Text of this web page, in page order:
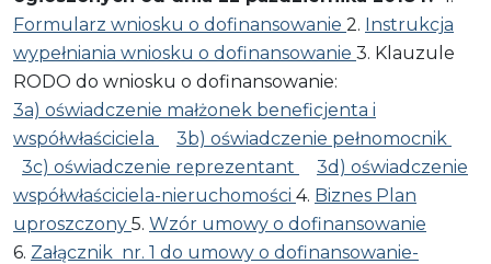
Formularz wniosku o dofinansowanie 2. Instrukcja
wypełniania wniosku o dofinansowanie 3. Klauzule
RODO do wniosku o dofinansowanie:
3a) oświadczenie małżonek beneficjenta i
współwłaściciela
3b) oświadczenie pełnomocnik
3c) oświadczenie reprezentant
3d) oświadczenie
współwłaściciela-nieruchomości 4. Biznes Plan
uproszczony 5. Wzór umowy o dofinansowanie
6. Załącznik nr. 1 do umowy o dofinansowanie-